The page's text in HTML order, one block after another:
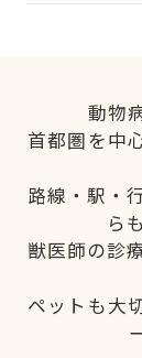
動物
首都圏を中
路線・駅・
ら
獣医師の診
ペットも大